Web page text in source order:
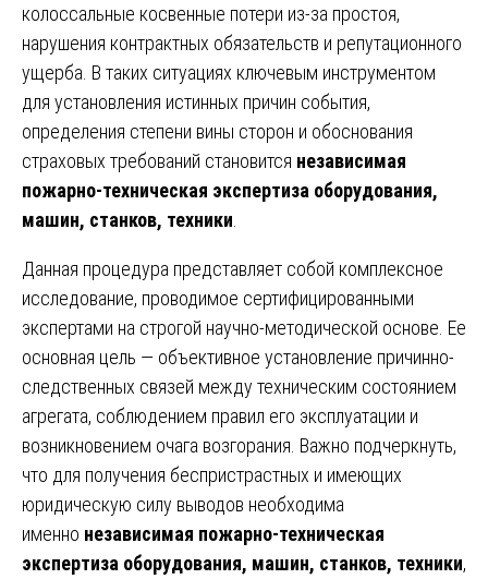
колоссальные косвенные потери из-за простоя,
нарушения контрактных обязательств и репутационного
ущерба. В таких ситуациях ключевым инструментом
для установления истинных причин события,
определения степени вины сторон и обоснования
страховых требований становится независимая
пожарно-техническая экспертиза оборудования,
машин, станков, техники
Данная процедура представляет собой комплексное
исследование, проводимое сертифицированными
экспертами на строгой научно-методической основе. Ее
основная цель — объективное установление причинно-
следственных связей между техническим состоянием
агрегата, соблюдением правил его эксплуатации и
возникновением очага возгорания. Важно подчеркнуть,
что для получения беспристрастных и имеющих
юридическую силу выводов необходима
именно независимая пожарно-техническая
экспертиза оборудования, машин, станков, техники,